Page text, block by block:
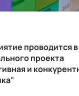
проводится
проекта
и